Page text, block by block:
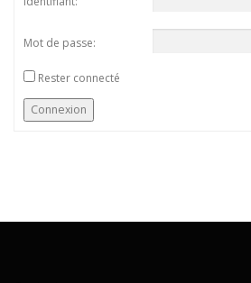
Mot de passe:
Rester connecté
Connexion